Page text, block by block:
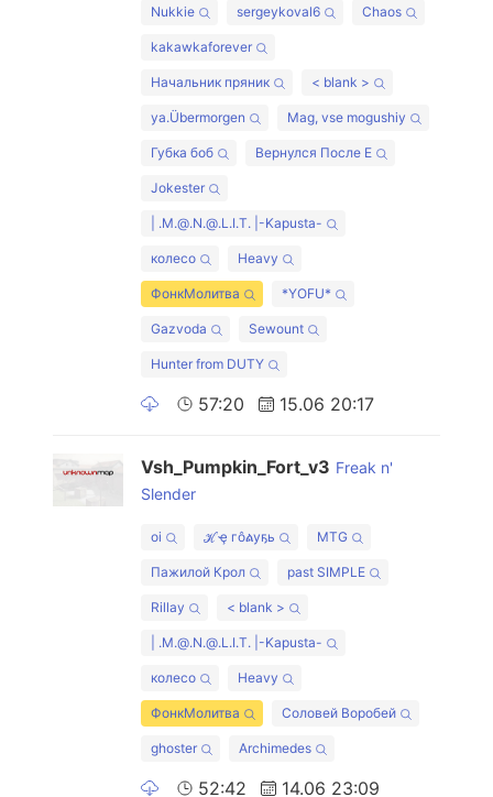
Nukkie sergeykoval6 Chaos
kakawkaforever
Начальник пряник < blank >
ya.Übermorgen Mag, vse mogushiy
Губка боб Вернулся После Е
Jokester
| .M.@.N.@.L.I.T. |-Kapusta-
колесо Heavy
ФонкМолитва *YOFU*
Gazvoda Sewount
Hunter from DUTY
57:20 15.06 20:17
Vsh_Pumpkin_Fort_v3 Freak n'
Slender
oi ℋҿ гôልуҕь MTG
Пажилой Крол past SIMPLE
Rillay < blank >
| .M.@.N.@.L.I.T. |-Kapusta-
колесо Heavy
ФонкМолитва Соловей Воробей
ghoster Archimedes
52:42 14.06 23:09